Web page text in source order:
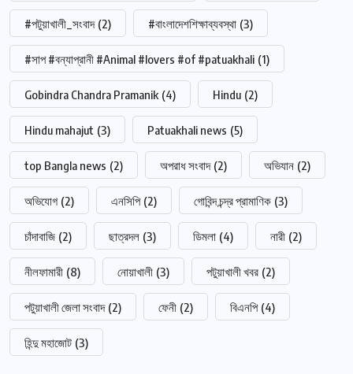
#পটুয়াখালী_সংবাদ (2) #বাংলাদেশশিক্ষাব্যবস্থা (3)
#সাপ #বন্যাপ্রানী #Animal #lovers #of #patuakhali (1)
Gobindra Chandra Pramanik (4) Hindu (2)
Hindu mahajut (3) Patuakhali news (5)
top Bangla news (2) অপরাধ সংবাদ (2) অভিযান (2)
অভিযোগ (2) এনসিপি (2) গোবিন্দ চন্দ্র প্রামাণিক (3)
চাঁদাবাজি (2) ছাত্রদল (3) ডিমলা (4) নারী (2)
নীলফামারী (8) নোয়াখালী (3) পটুয়াখালী খবর (2)
পটুয়াখালী জেলা সংবাদ (2) ফেনী (2) বিএনপি (4)
হিন্দু মহাজোট (3)